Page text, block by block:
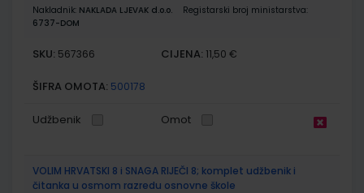
Nakladnik: NAKLADA LJEVAK d.o.o.
Registarski broj ministarstva:
6737-DOM
SKU: 567366 CIJENA: 11,50 €
ŠIFRA OMOTA: 500178
Udžbenik Omot
VOLIM HRVATSKI 8 i SNAGA RIJEČI 8; komplet udžbenik i
čitanka u osmom razredu osnovne škole